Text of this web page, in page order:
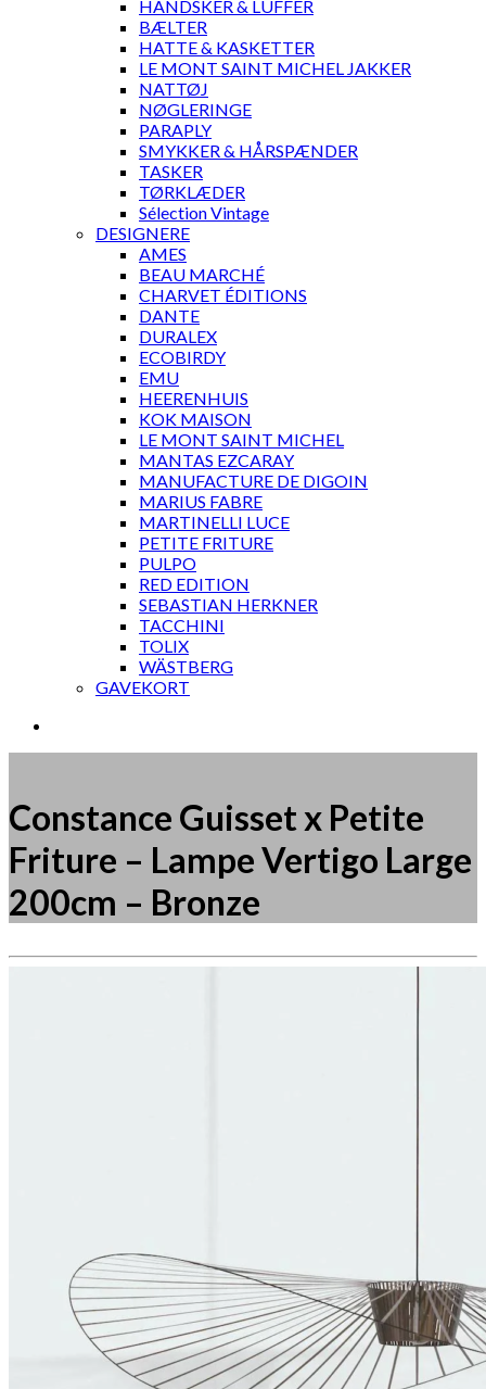
HANDSKER & LUFFER
BÆLTER
HATTE & KASKETTER
LE MONT SAINT MICHEL JAKKER
NATTØJ
NØGLERINGE
PARAPLY
SMYKKER & HÅRSPÆNDER
TASKER
TØRKLÆDER
Sélection Vintage
DESIGNERE
AMES
BEAU MARCHÉ
CHARVET ÉDITIONS
DANTE
DURALEX
ECOBIRDY
EMU
HEERENHUIS
KOK MAISON
LE MONT SAINT MICHEL
MANTAS EZCARAY
MANUFACTURE DE DIGOIN
MARIUS FABRE
MARTINELLI LUCE
PETITE FRITURE
PULPO
RED EDITION
SEBASTIAN HERKNER
TACCHINI
TOLIX
WÄSTBERG
GAVEKORT
Constance Guisset x Petite
Friture – Lampe Vertigo Large
200cm – Bronze